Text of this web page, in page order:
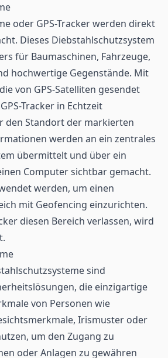
oder GPS-Tracker werden direkt
Dieses Diebstahlschutzsystem
für Baumaschinen, Fahrzeuge,
hochwertige Gegenstände. Mit
von GPS-Satelliten gesendet
Tracker in Echtzeit
den Standort der markierten
werden an ein zentrales
übermittelt und über ein
Computer sichtbar gemacht.
werden, um einen
mit Geofencing einzurichten.
diesen Bereich verlassen, wird
sind
die einzigartige
von Personen wie
Irismuster oder
um den Zugang zu
oder Anlagen zu gewähren